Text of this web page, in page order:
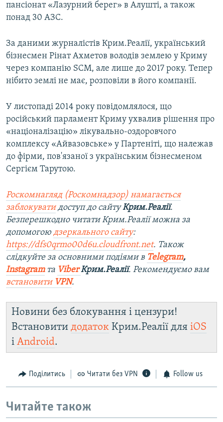
пансіонат «Лазурний берег» в Алушті, а також
понад 30 АЗС.
За даними журналістів Крим.Реалії, український
бізнесмен Рінат Ахметов володів землею у Криму
через компанію SCM, але лише до 2017 року. Тепер
нібито землі не має, розповіли в його компанії.
У листопаді 2014 року повідомлялося, що
російський парламент Криму ухвалив рішення про
«націоналізацію» лікувально-оздоровчого
комплексу «Айвазовське» у Партеніті, що належав
до фірми, пов'язаної з українським бізнесменом
Сергієм Тарутою.
Роскомнагляд (Роскомнадзор) намагається
заблокуватидоступ до сайтуКрим.Реалії.
Безперешкодно читати Крим.Реалії можна за
допомогою дзеркального сайту:
https://dfs0qrmo00d6u.cloudfront.net. Також
слідкуйте за основними подіями в Telegram,
Instagramта ViberКрим.Реалії. Рекомендуємо вам
встановити VPN.
Новини без блокування і цензури!
Встановити додаток Крим.Реалії для iOS
і Android.
Поділитись Читати без VPN Follow us
Читайте також